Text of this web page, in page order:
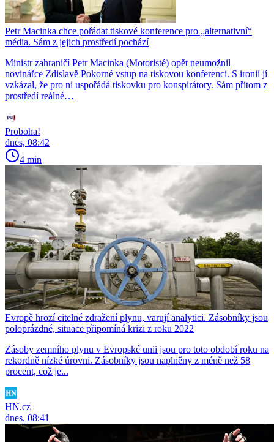
Petr Macinka chce pořádat tiskové konference pro „alternativní“
média. Sám z jejich prostředí pochází
Ministr zahraničí Petr Macinka (Motoristé) opět neumožnil
novinářce Zdislavě Pokorné vstup na tiskovou konferenci. S ironií jí
vzkázal, že pro ni uspořádá tiskovku pro konspirátory. Sám přitom z
prostředí reálné…
Proboha!
dnes, 08:42
4 min
Evropě hrozí citelné zdražení plynu, varují analytici. Zásobníky jsou
poloprázdné, situace připomíná krizi z roku 2022
Zásoby zemního plynu v Evropské unii jsou pro toto období roku na
rekordně nízké úrovni. Zásobníky jsou naplněny z méně než 58
procent, což je...
HN.cz
dnes, 08:41